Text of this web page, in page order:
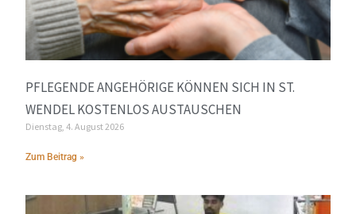
PFLEGENDE ANGEHÖRIGE KÖNNEN SICH IN ST.
WENDEL KOSTENLOS AUSTAUSCHEN
Dienstag, 4. August 2026
Zum Beitrag »